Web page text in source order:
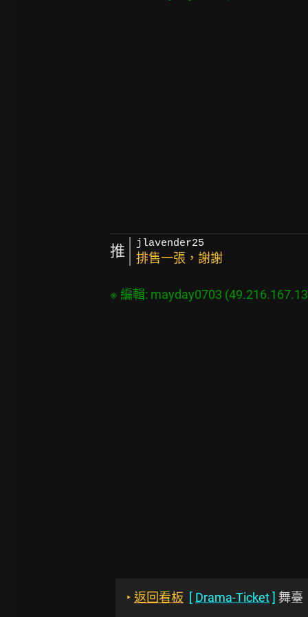
推 jlavender25
排售一張，謝謝
‣ 返回看板 [ Drama-Ticket] 舞臺